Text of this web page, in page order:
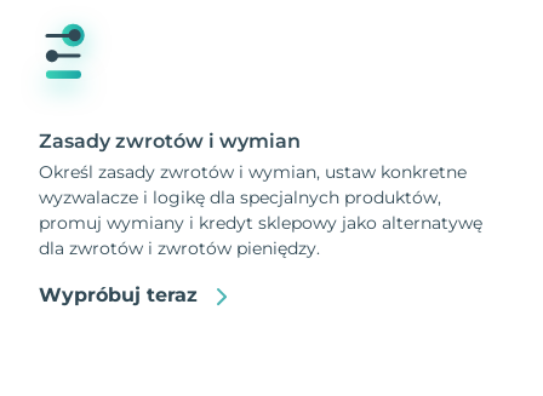
Zasady zwrotów i wymian
Określ zasady zwrotów i wymian, ustaw konkretne
wyzwalacze i logikę dla specjalnych produktów,
promuj wymiany i kredyt sklepowy jako alternatywę
dla zwrotów i zwrotów pieniędzy.
Wypróbuj teraz